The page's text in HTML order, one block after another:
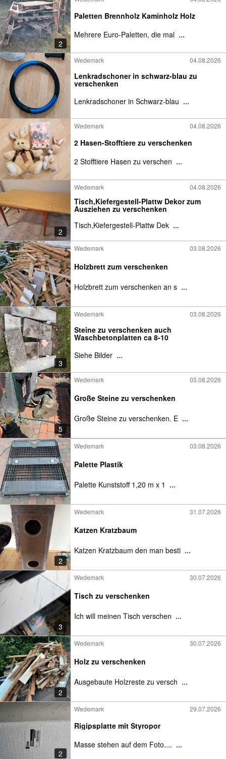
2
Paletten Brennholz Kaminholz Holz
Mehrere Euro-Paletten, die mal ...
Wedemark 04.08.2026
Lenkradschoner in schwarz-blau zu
verschenken
Lenkradschoner in Schwarz-blau ...
Wedemark 04.08.2026
2 Hasen-Stofftiere zu verschenken
2 Stofftiere Hasen zu verschen ...
2
Wedemark 04.08.2026
Tisch,Kiefergestell-Plattw Dekor zum
Ausziehen zu verschenken
Tisch,Kiefergestell-Plattw Dek ...
Wedemark 03.08.2026
Holzbrett zum verschenken
Holzbrett zum verschenken an s ...
3
Wedemark 03.08.2026
Steine zu verschenken auch
Waschbetonplatten ca 8-10
Siehe Bilder ...
5
Wedemark 03.08.2026
Große Steine zu verschenken
Große Steine zu verschenken. E ...
Wedemark 03.08.2026
Palette Plastik
Palette Kunststoff 1,20 m x 1 ...
2
Wedemark 31.07.2026
Katzen Kratzbaum
Katzen Kratzbaum den man besti ...
3
Wedemark 30.07.2026
Tisch zu verschenken
Ich will meinen Tisch verschen ...
2
Wedemark 30.07.2026
Holz zu verschenken
Ausgebaute Holzreste zu versch ...
2
Wedemark 29.07.2026
Rigipsplatte mit Styropor
Masse stehen auf dem Foto.... ...